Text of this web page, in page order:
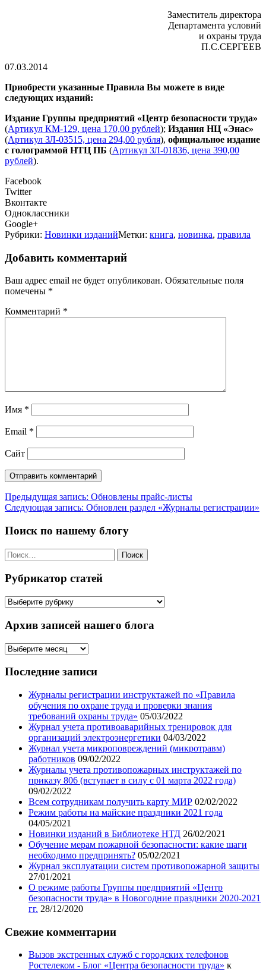
Заместитель директора
Департамента условий
и охраны труда
П.С.СЕРГЕЕВ
07.03.2014
Приобрести указанные Правила Вы можете в виде
следующих изданий:
Издание Группы предприятий «Центр безопасности труда»
(Артикул КМ-129, цена 170,00 рублей); Издания НЦ «Энас»
(Артикул ЗЛ-03515, цена 294,00 рубля), официальное издание
с голограммой НТЦ ПБ (Артикул ЗЛ-01836, цена 390,00
рублей).
Facebook
Twitter
Вконтакте
Одноклассники
Google+
Рубрики: Новинки изданийМетки: книга, новинка, правила
Добавить комментарий
Ваш адрес email не будет опубликован. Обязательные поля
помечены *
Комментарий *
Имя *
Email *
Сайт
Навигация
по
записям
Предыдущая запись: Обновлены прайс-листы
Следующая запись: Обновлен раздел «Журналы регистрации»
Поиск по нашему блогу
Найти:
Рубрикатор статей
Рубрикатор
Архив записей нашего блога
Архив
нашего
Последние записи
Журналы регистрации инструктажей по «Правила
обучения по охране труда и проверки знания
требований охраны труда» 05/03/2022
Журнал учета противоаварийных тренировок для
организаций электроэнергетики 04/03/2022
Журнал учета микроповреждений (микротравм)
работников 09/02/2022
Журналы учета противопожарных инструктажей по
приказу 806 (вступает в силу с 01 марта 2022 года)
09/02/2022
Всем сотрудникам получить карту МИР 02/02/2022
Режим работы на майские праздники 2021 года
04/05/2021
Новинки изданий в Библиотеке НТД 26/02/2021
Обучение мерам пожарной безопасности: какие шаги
необходимо предпринять? 05/02/2021
Журнал эксплуатации систем противопожарной защиты
27/01/2021
О режиме работы Группы предприятий «Центр
безопасности труда» в Новогодние праздники 2020-2021
гг. 28/12/2020
Свежие комментарии
Вызов экстренных служб с городских телефонов
Ростелеком - Блог «Центра безопасности труда» к